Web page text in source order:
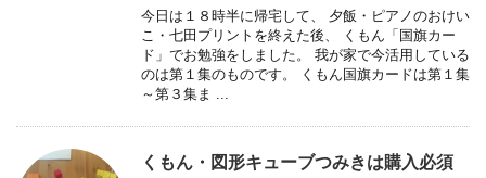
今日は１８時半に帰宅して、 夕飯・ピアノのおけい
こ・七田プリントを終えた後、 くもん「国旗カー
ド」でお勉強をしました。 我が家で今活用している
のは第１集のものです。 くもん国旗カードは第１集
～第３集ま ...
くもん・図形キューブつみきは購入必須